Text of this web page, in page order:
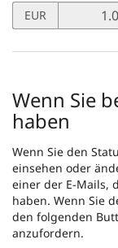
Preis
in
setzen
EUR
Wenn Sie
haben
Wenn Sie den
einsehen oder
einer der E-Mails,
haben. Wenn Sie
den folgenden
anzufordern.